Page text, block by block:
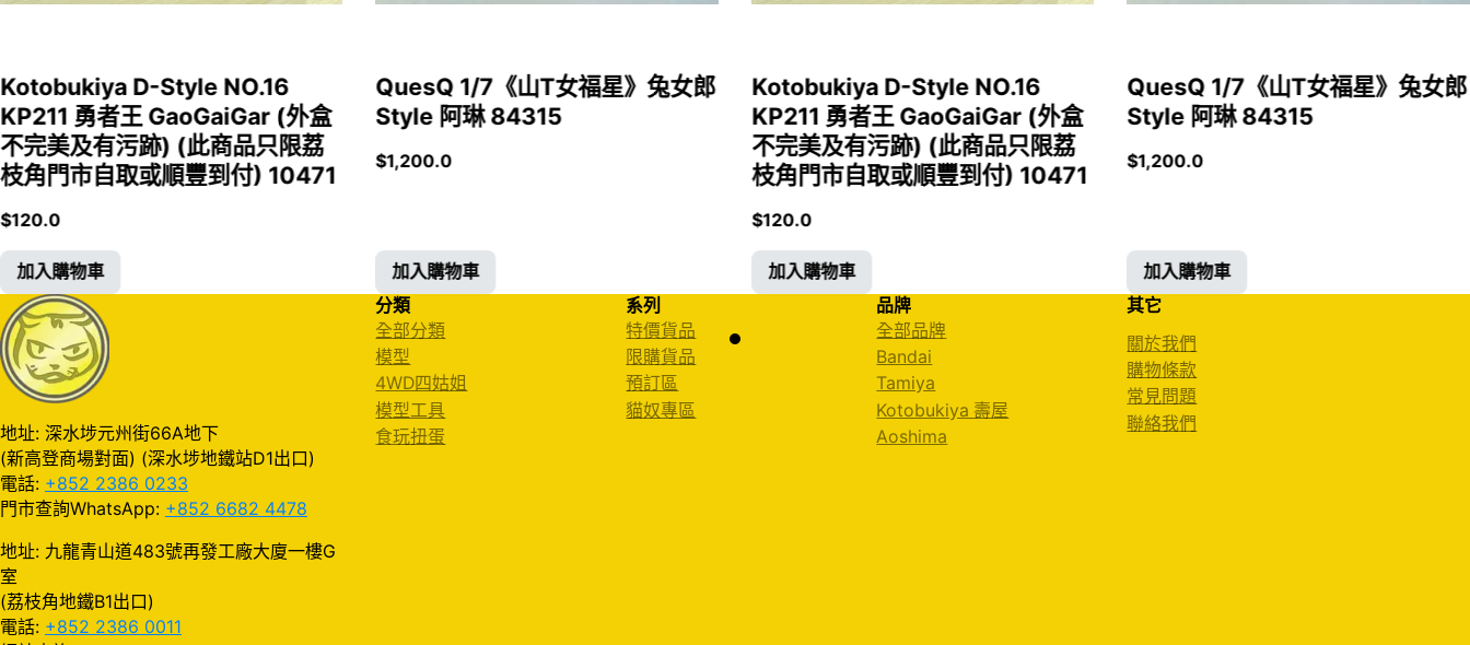
Kotobukiya D-Style NO.16
KP211 勇者王 GaoGaiGar (外盒
不完美及有污跡) (此商品只限荔
枝角門市自取或順豐到付) 10471
$120.0
加入購物車
QuesQ 1/7《山T女福星》兔女郎
Style 阿琳 84315
$1,200.0
加入購物車
Kotobukiya D-Style NO.16
KP211 勇者王 GaoGaiGar (外盒
不完美及有污跡) (此商品只限荔
枝角門市自取或順豐到付) 10471
$120.0
加入購物車
QuesQ 1/7《山T女福星》兔女郎
Style 阿琳 84315
$1,200.0
加入購物車
地址: 深水埗元州街66A地下
(新高登商場對面) (深水埗地鐵站D1出口)
電話: +852 2386 0233
門市查詢WhatsApp: +852 6682 4478
地址: 九龍青山道483號再發工廠大廈一樓G
室
(荔枝角地鐵B1出口)
電話: +852 2386 0011
分類
全部分類
模型
4WD四姑姐
模型工具
食玩扭蛋
系列
特價貨品
限購貨品
預訂區
貓奴專區
品牌
全部品牌
Bandai
Tamiya
Kotobukiya 壽屋
Aoshima
其它
關於我們
購物條款
常見問題
聯絡我們